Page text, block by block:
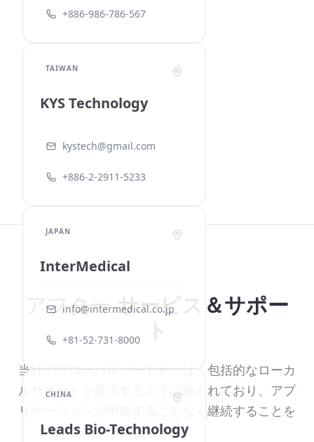
+886-986-786-567
TAIWAN
KYS Technology
kystech@gmail.com
+886-2-2911-5233
JAPAN
InterMedical
info@intermedical.co.jp
+81-52-731-8000
CHINA
Leads Bio-Technology
アフターサービス＆サポー
当社のグローバルパートナーは、包括的なローカ
ルサポートを提供するよう訓練されており、アプ
リケーションが中断することなく継続することを
保証します。